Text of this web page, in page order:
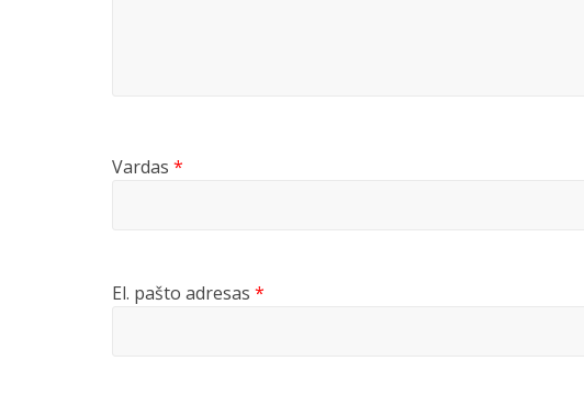
Vardas *
El. pašto adresas *